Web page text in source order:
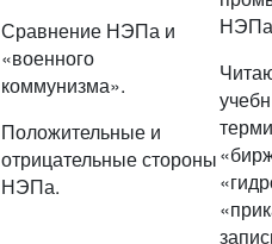
Сравнение НЭПа и
«военного
коммунизма».
Положительные и
отрицательные стороны
НЭПа.